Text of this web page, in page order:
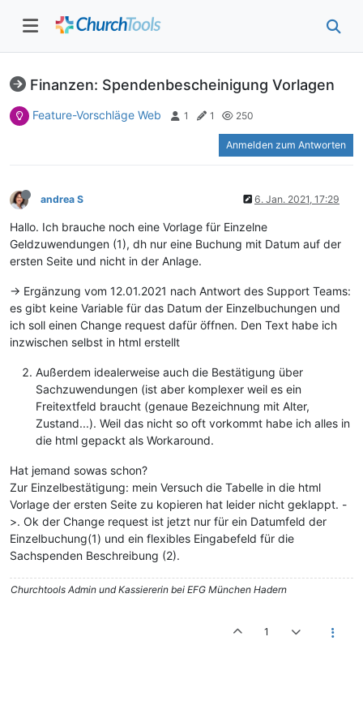
Finanzen: Spendenbescheinigung Vorlagen
Feature-Vorschläge Web 1 1 250
Anmelden zum Antworten
andrea S 6. Jan. 2021, 17:29
Hallo. Ich brauche noch eine Vorlage für Einzelne
Geldzuwendungen (1), dh nur eine Buchung mit Datum auf der
ersten Seite und nicht in der Anlage.
-> Ergänzung vom 12.01.2021 nach Antwort des Support Teams:
es gibt keine Variable für das Datum der Einzelbuchungen und
ich soll einen Change request dafür öffnen. Den Text habe ich
inzwischen selbst in html erstellt
Außerdem idealerweise auch die Bestätigung über
Sachzuwendungen (ist aber komplexer weil es ein
Freitextfeld braucht (genaue Bezeichnung mit Alter,
Zustand...). Weil das nicht so oft vorkommt habe ich alles in
die html gepackt als Workaround.
Hat jemand sowas schon?
Zur Einzelbestätigung: mein Versuch die Tabelle in die html
Vorlage der ersten Seite zu kopieren hat leider nicht geklappt. -
>. Ok der Change request ist jetzt nur für ein Datumfeld der
Einzelbuchung(1) und ein flexibles Eingabefeld für die
Sachspenden Beschreibung (2).
Churchtools Admin und Kassiererin bei EFG München Hadern
1